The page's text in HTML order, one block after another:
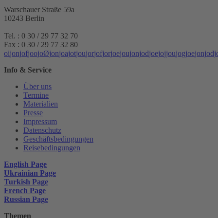
Warschauer Straße 59a
10243 Berlin
Tel. : 0 30 / 29 77 32 70
Fax : 0 30 / 29 77 32 80
oijonjofjoojoØjonjoajotjoujorjofjorjoejoujonjodjoejojjoujogjoejonjodj
Info & Service
Über uns
Termine
Materialien
Presse
Impressum
Datenschutz
Geschäftsbedingungen
Reisebedingungen
English Page
Ukrainian Page
Turkish Page
French Page
Russian Page
Themen